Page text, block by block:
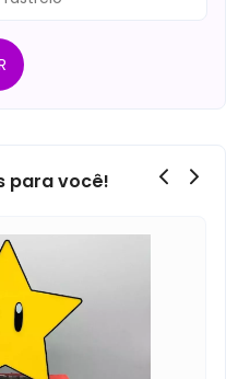
para você!